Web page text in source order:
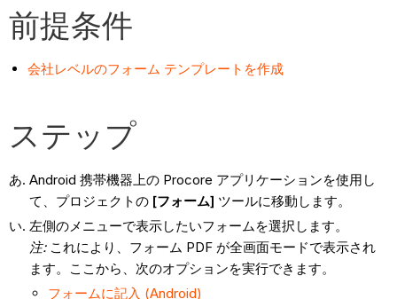
前提条件
会社レベルのフォーム テンプレートを作成
ステップ
Android 携帯機器上の Procore アプリケーションを使用し
て、プロジェクトの [フォーム] ツールに移動します。
左側のメニューで表示したいフォームを選択します。
注:これにより、フォーム PDF が全画面モードで表示され
ます。ここから、次のオプションを実行できます。
フォームに記入 (Android)